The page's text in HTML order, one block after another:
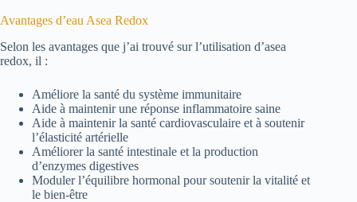
Avantages d’eau Asea Redox
Selon les avantages que j’ai trouvé sur l’utilisation d’asea
redox, il :
Améliore la santé du système immunitaire
Aide à maintenir une réponse inflammatoire saine
Aide à maintenir la santé cardiovasculaire et à soutenir
l’élasticité artérielle
Améliorer la santé intestinale et la production
d’enzymes digestives
Moduler l’équilibre hormonal pour soutenir la vitalité et
le bien-être